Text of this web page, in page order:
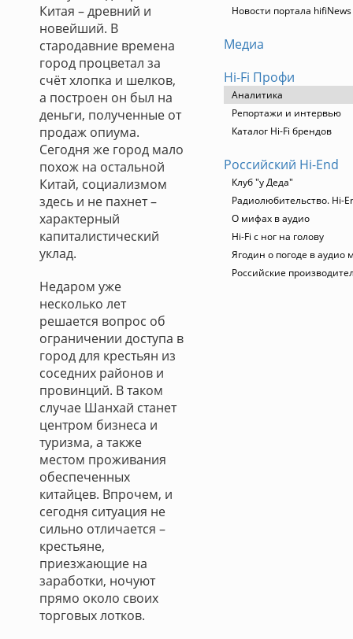
Китая – древний и
новейший. В
стародавние времена
город процветал за
счёт хлопка и шелков,
а построен он был на
деньги, полученные от
продаж опиума.
Сегодня же город мало
похож на остальной
Китай, социализмом
здесь и не пахнет –
характерный
капиталистический
уклад.
Недаром уже
несколько лет
решается вопрос об
ограничении доступа в
город для крестьян из
соседних районов и
провинций. В таком
случае Шанхай станет
центром бизнеса и
туризма, а также
местом проживания
обеспеченных
китайцев. Впрочем, и
сегодня ситуация не
сильно отличается –
крестьяне,
приезжающие на
заработки, ночуют
прямо около своих
торговых лотков.
Новости портала hifiNews
Медиа
Hi-Fi Профи
Аналитика
Репортажи и интервью
Каталог Hi-Fi брендов
Российский Hi-End
Клуб "у Деда"
Радиолюбительство. Hi-
О мифах в аудио
Hi-Fi с ног на голову
Ягодин о погоде в аудио
Российские